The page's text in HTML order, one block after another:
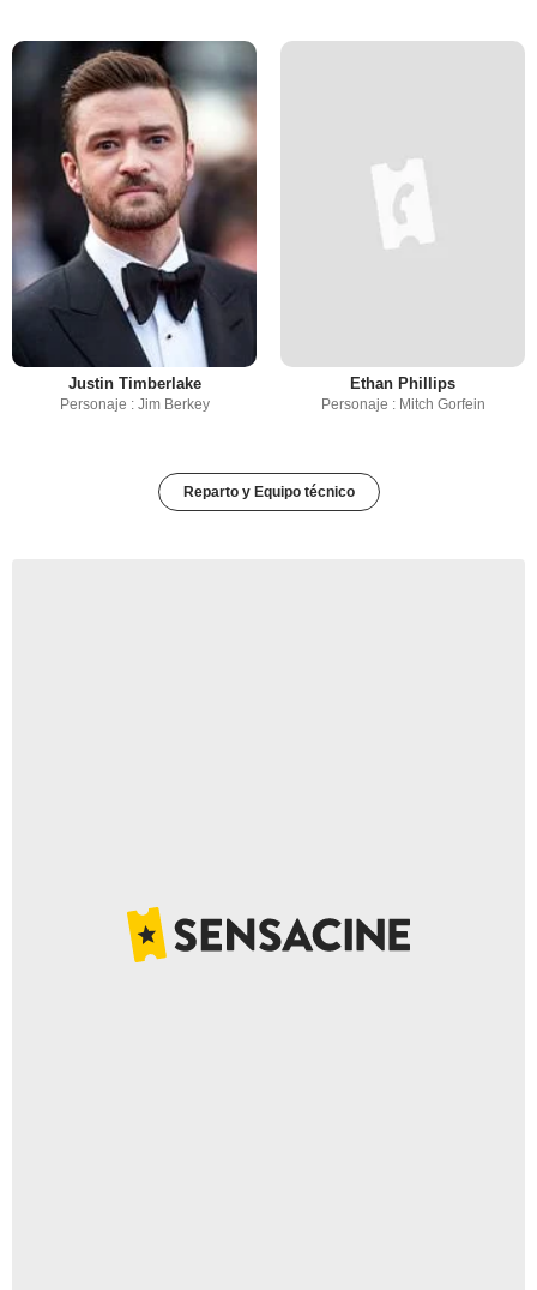
Justin Timberlake
Personaje : Jim Berkey
Ethan Phillips
Personaje : Mitch Gorfein
Reparto y Equipo técnico